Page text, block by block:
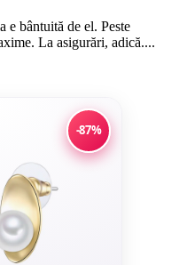
bântuită de el. Peste
La asigurări, adică....
-87%